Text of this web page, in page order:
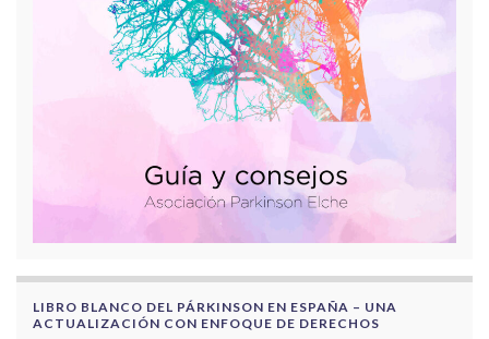
LIBRO BLANCO DEL PÁRKINSON EN ESPAÑA – UNA
ACTUALIZACIÓN CON ENFOQUE DE DERECHOS